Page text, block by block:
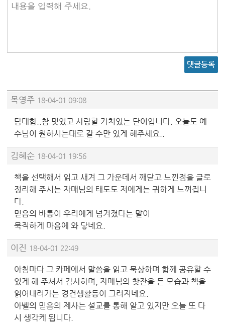
내용을 입력해 주세요.
댓글등록
목영주 18-04-01 09:08
담대함..참 멋있고 사랑할 가치있는 단어입니다. 오늘도 예
수님이 원하시는대로 갈 수만 있게 해주세요..
김혜순 18-04-01 19:56
책을 선택해서 읽고 새겨 그 가운데서 깨닫고 느낀점을 글로
정리해 주시는 자매님의 태도도 저에게는 귀하게 느껴집니
다.
믿음의 바통이 우리에게 넘겨졌다는 말이
묵직하게 마음에 와 닿네요.
이진 18-04-01 22:49
아침마다 그 카페에서 말씀을 읽고 묵상하며 함께 공유할 수
있게 해 주셔서 감사하며, 자매님의 찻잔을 든 모습과 책을
읽어내려가는 경건생활등이 그려지네요.
아벨의 믿음의 제사는 설교를 통해 알고 있지만 오늘 또 다
시 생각케 됩니다.